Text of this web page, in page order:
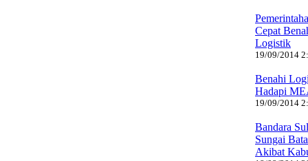
Cepat
Logistik
19/09/2014
Benahi
Hadapi
19/09/2014
Bandara
Sungai
Akibat